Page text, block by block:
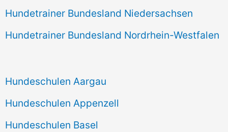
Hundetrainer Bundesland Niedersachsen
Hundetrainer Bundesland Nordrhein-Westfalen
Hundeschulen Aargau
Hundeschulen Appenzell
Hundeschulen Basel